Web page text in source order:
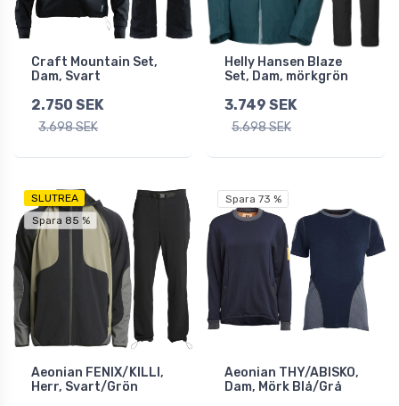
Craft Mountain Set,
Dam, Svart
2.750 SEK
3.698 SEK
Helly Hansen Blaze
Set, Dam, mörkgrön
3.749 SEK
5.698 SEK
SLUTREA
Spara 85 %
Aeonian FENIX/KILLI,
Herr, Svart/Grön
Spara 73 %
Aeonian THY/ABISKO,
Dam, Mörk Blå/Grå